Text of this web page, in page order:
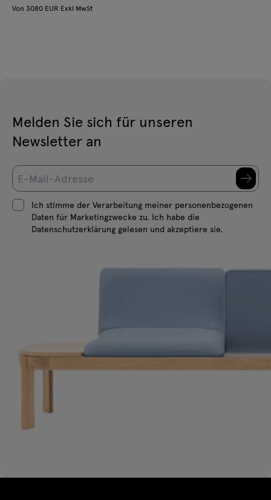
Von 3080 EUR Exkl MwSt
Melden Sie sich für unseren
Newsletter an
Ich stimme der Verarbeitung meiner personenbezogenen
Daten für Marketingzwecke zu. Ich habe die
Datenschutzerklärung gelesen und akzeptiere sie.